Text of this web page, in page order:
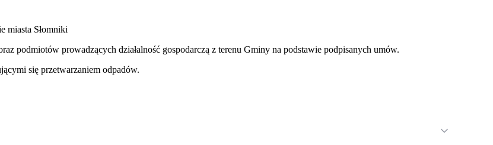
miasta Słomniki
podmiotów prowadzących działalność gospodarczą z terenu Gminy na podstawie podpisanych umów.
się przetwarzaniem odpadów.